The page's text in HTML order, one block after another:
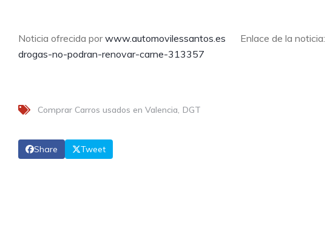
Noticia ofrecida porwww.automovilessantos.es Enlace de la noticia:
drogas-no-podran-renovar-carne-313357
Comprar Carros usados en Valencia DGT
Share Tweet